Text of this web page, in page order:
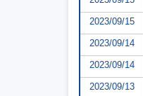
2023/09/15
2023/09/14
2023/09/14
2023/09/13